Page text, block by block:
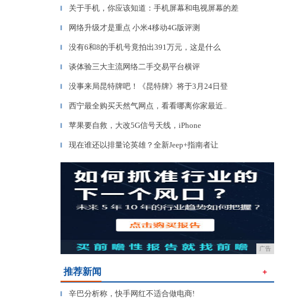
▎ 关于手机，你应该知道：手机屏幕和电视屏幕的差
▎ 网络升级才是重点 小米4移动4G版评测
▎ 没有6和8的手机号竟拍出391万元，这是什么
▎ 谈体验三大主流网络二手交易平台横评
▎ 没事来局昆特牌吧！《昆特牌》将于3月24日登
▎ 西宁最全购买天然气网点，看看哪离你家最近..
▎ 苹果要自救，大改5G信号天线，iPhone
▎ 现在谁还以排量论英雄？全新Jeep+指南者让
广告
推荐新闻 ＋
▎ 辛巴分析称，快手网红不适合做电商!